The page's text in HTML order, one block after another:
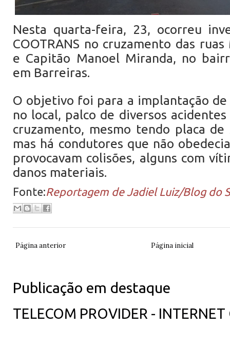
Nesta quarta-feira, 23, ocorreu
COOTRANS no cruzamento das
e Capitão Manoel Miranda, no
em Barreiras.
O objetivo foi para a implantação de
no local, palco de diversos
cruzamento, mesmo tendo placa de
mas há condutores que não
provocavam colisões, alguns com
danos materiais.
Fonte:Reportagem de Jadiel Luiz/Blog do
Página anterior Página inicial
Publicação em destaque
TELECOM PROVIDER -